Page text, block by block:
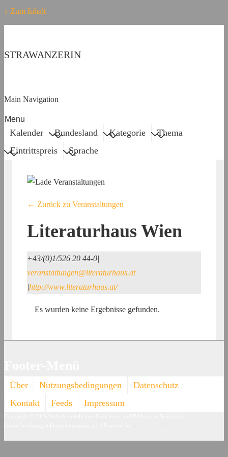
↓ Zum Inhalt
STRAWANZERIN
Main Navigation
Menu
Kalender Bundesland Kategorie
Thema
Eintrittspreis
Sprache
← Zurück zu Veranstaltungen
Literaturhaus Wien
+43/(0)1/526 20 44-0|
veranstaltungen@literaturhaus.at
|http://www.literaturhaus.at/
Es wurden keine Ergebnisse gefunden.
Über Nutzungsbedingungen
Datenschutz
Kontakt
Feeds Impressum